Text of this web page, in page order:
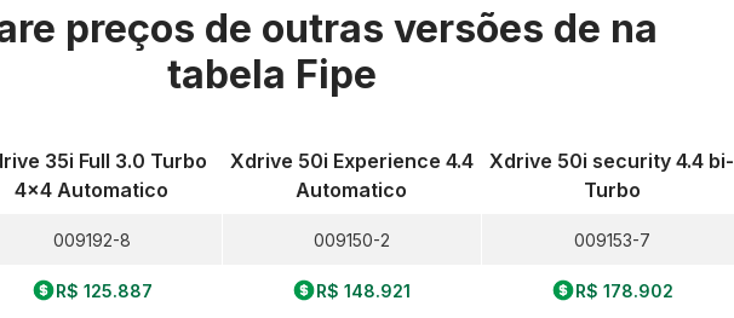
preços de outras versões de na
tabela Fipe
35i Full 3.0 Turbo
4x4 Automatico
009192-8
R$ 125.887
Xdrive 50i Experience 4.4
Automatico
009150-2
R$ 148.921
Xdrive 50i security 4.4 bi-
Turbo
009153-7
R$ 178.902